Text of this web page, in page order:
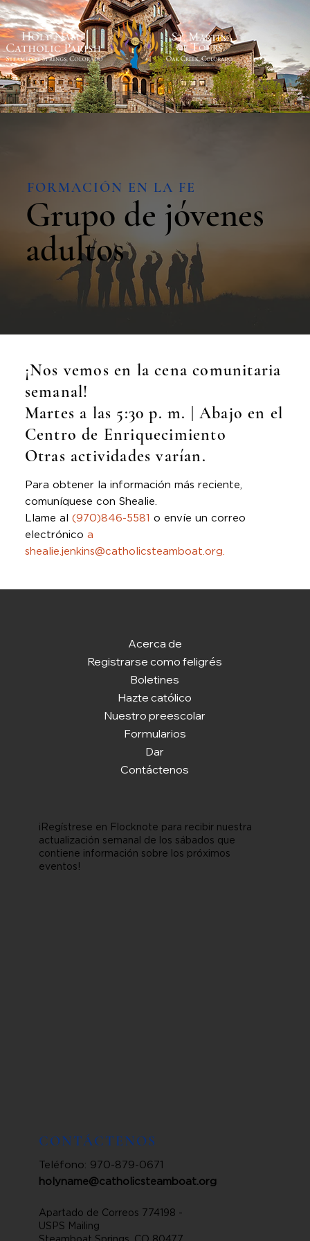
¡Nos vemos en la cena comunitaria
semanal!
Martes a las 5:30 p. m. | Abajo en el
Centro de Enriquecimiento
Otras actividades varían.
Para obtener la información más reciente,
comuníquese con Shealie.
Llame al (970)846-5581 o envíe un correo
electrónico a
shealie.jenkins@catholicsteamboat.org.
FORMACIÓN EN LA FE
Grupo de jóvenes
adultos
Acerca de
Registrarse como feligrés
Boletines
Hazte católico
Nuestro preescolar
Formularios
Dar
Contáctenos
¡Regístrese en Flocknote para recibir nuestra
actualización semanal de los sábados que
contiene información sobre los próximos
eventos!
CONTÁCTENOS
Teléfono: 970-879-0671
holyname@catholicsteamboat.org
Apartado de Correos 774198 -
USPS Mailing